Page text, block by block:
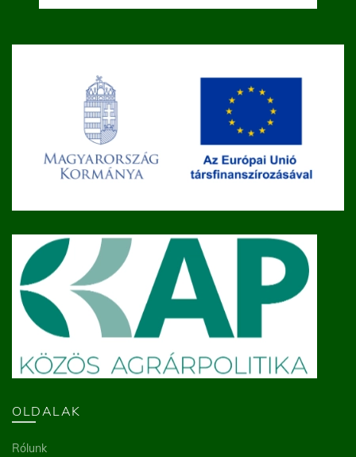
OLDALAK
Rólunk